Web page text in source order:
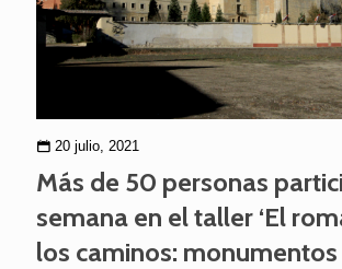
20 julio, 2021
Más de 50 personas
semana en el taller ‘El
los caminos: monumentos